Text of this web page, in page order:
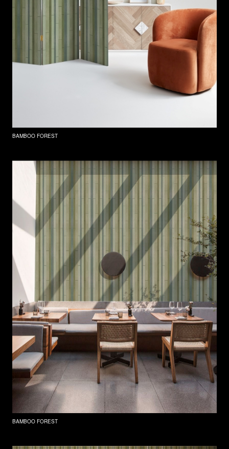
BAMBOO FOREST
BAMBOO FOREST